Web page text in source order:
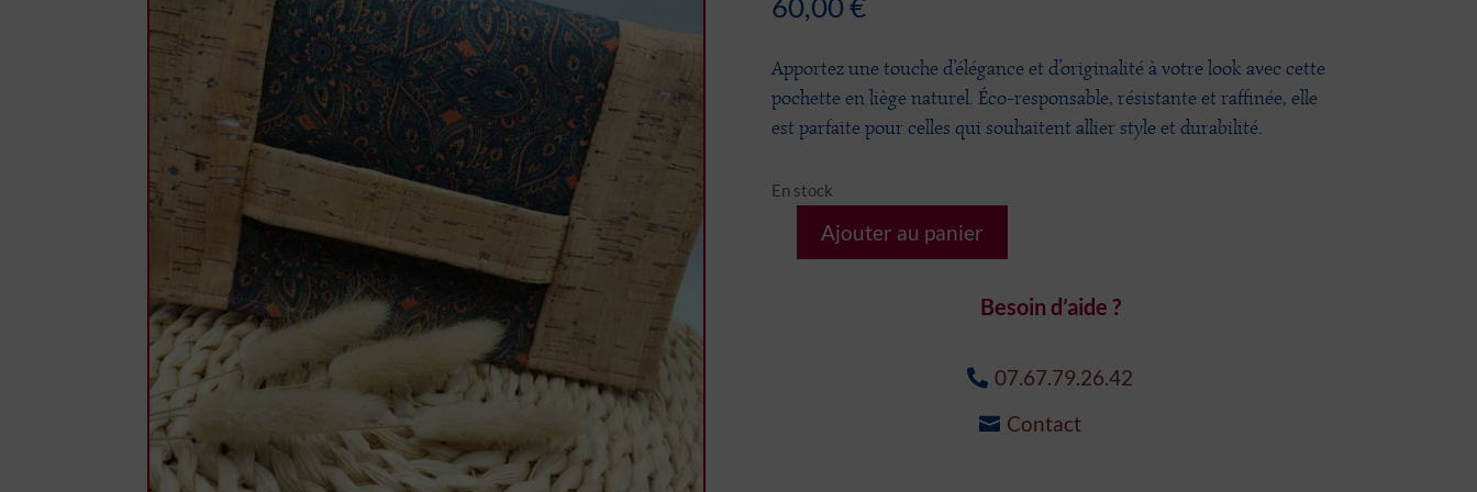
Apportez une touche d’élégance et d’originalité à votre look avec cette
pochette en liège naturel. Éco-responsable, résistante et raffinée, elle
est parfaite pour celles qui souhaitent allier style et durabilité.
En stock
quantité
Ajouter au panier
Besoin d’aide ?
07.67.79.26.42
Contact